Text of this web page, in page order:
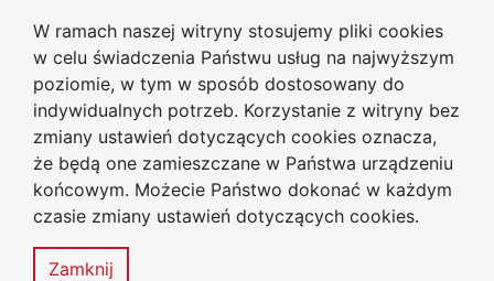
W ramach naszej witryny stosujemy pliki cookies
w celu świadczenia Państwu usług na najwyższym
poziomie, w tym w sposób dostosowany do
indywidualnych potrzeb. Korzystanie z witryny bez
zmiany ustawień dotyczących cookies oznacza,
że będą one zamieszczane w Państwa urządzeniu
końcowym. Możecie Państwo dokonać w każdym
czasie zmiany ustawień dotyczących cookies.
Zamknij
Przejdź do głównego menu
Przejdź do treści
Przejdź do wyszukiwarki
Przejdź do mapy serwisu
Biblioteka Uniwersytecka
Uniwersytetu Jana Długosza
w Częstochowie
Deklaracja
dostępności
Mapa
serwisu
MENU